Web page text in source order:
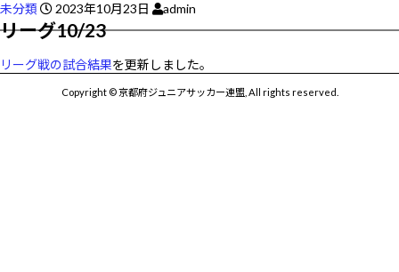
未分類 2023年10月23日 admin
リーグ10/23
リーグ戦の試合結果を更新しました。
Copyright © 京都府ジュニアサッカー連盟, All rights reserved.